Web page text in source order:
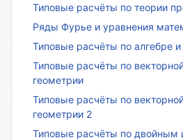
Типовые расчёты по теории
Ряды Фурье и уравнения
Типовые расчёты по алгебре
Типовые расчёты по
геометрии
Типовые расчёты по
геометрии 2
Типовые расчёты по двойным